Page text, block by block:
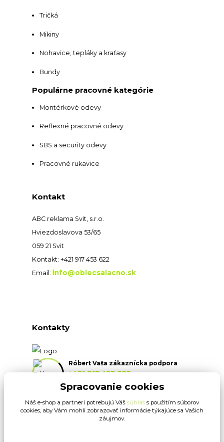
Tričká
Mikiny
Nohavice, tepláky a kraťasy
Bundy
Populárne pracovné kategórie
Montérkové odevy
Reflexné pracovné odevy
SBS a security odevy
Pracovné rukavice
Kontakt
ABC reklama Svit, s.r.o.
Hviezdoslavova 53/65
059 21 Svit
Kontakt: +421 917 453 622
Email: info@oblecsalacno.sk
Kontakty
Róbert Vaša zákaznícka podpora
+421 917 453 622
(Po-Pia, 8:30-16:30 hod.)
info@oblecsalacno.sk
Spracovanie cookies
Náš e-shop a partneri potrebujú Váš súhlas s použitím súborov
cookies, aby Vám mohli zobrazovať informácie týkajúce sa Vašich
záujmov.